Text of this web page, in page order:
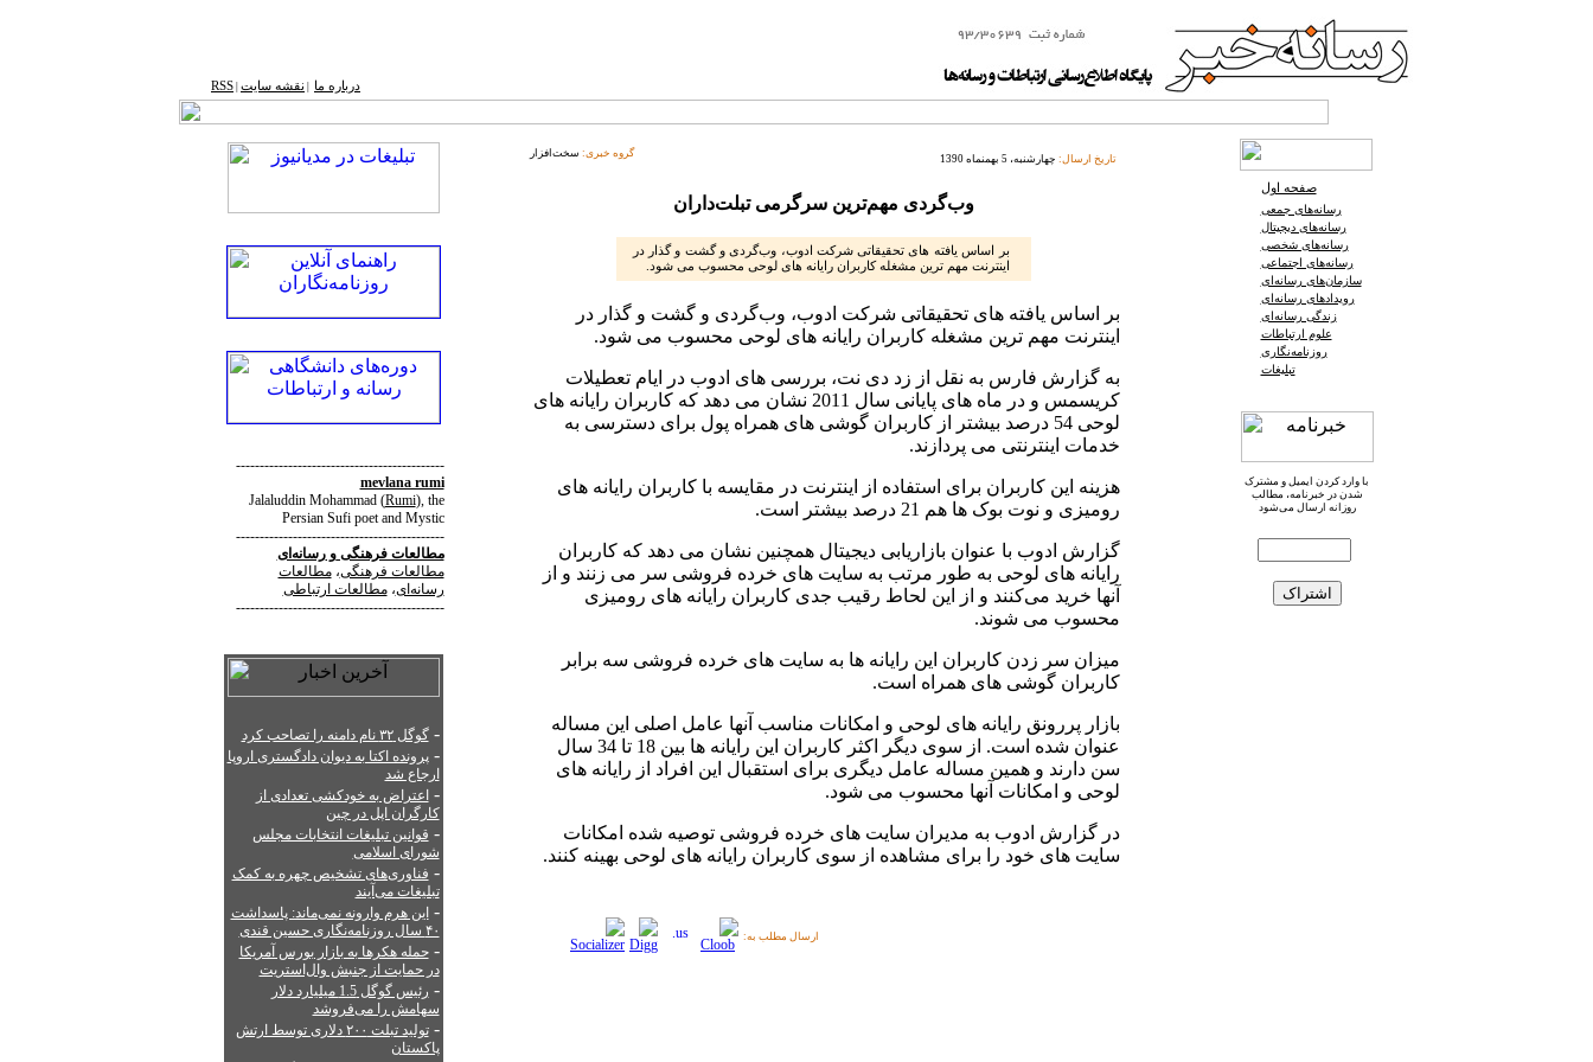
درباره ما نقشه ‌سایت RSS
--------------------------------------------
mevlana rumi
Jalaluddin Mohammad(Rumi), the
Persian Sufi poet and Mystic
--------------------------------------------
مطالعات فرهنگیورسانه‌ای
مطالعات فرهنگی،مطالعات
رسانه‌ای،مطالعات ارتباطی
--------------------------------------------
-گوگل ۳۲ نام دامنه را تصاحب کرد
-پرونده اکتا به دیوان دادگستری اروپا
ارجاع شد
- اعتراض به خودکشی تعدادی از
کارگران اپل در چین
- قوانین تبلیغات انتخابات مجلس
شورای اسلامی
- فناوری‌های تشخیص چهره به کمک
تبلیغات می‌آیند
-این هرم وارونه نمی‌ماند: پاسداشت
۴۰ سال روزنامه‌نگاری حسین قندی
-حمله هکرها به بازار بورس آمریکا
در حمایت از جنبش وال‌استریت
-
رئیس گوگل 1.5 میلیارد دلار
سهامش را می‌فروشد
-
تولید تبلت ۲۰۰ دلاری توسط ارتش
پاکستان
گروه خبری: سخت‌افزار تاریخ ارسال: چهارشنبه، 5 بهمنماه 1390
وب‌گردی مهم‌ترین سرگرمی تبلت‌داران
بر اساس یافته های تحقیقاتی شرکت ادوب، وب‌گردی و گشت و گذار در
اینترنت مهم ترین مشغله کاربران رایانه های لوحی محسوب می شود.
بر اساس یافته های تحقیقاتی شرکت ادوب، وب‌گردی و گشت و گذار در
اینترنت مهم ترین مشغله کاربران رایانه های لوحی محسوب می شود.
به گزارش فارس به نقل از زد دی نت، بررسی های ادوب در ایام تعطیلات
کریسمس و در ماه های پایانی سال 2011 نشان می دهد که کاربران رایانه های
لوحی 54 درصد بیشتر از کاربران گوشی های همراه پول برای دسترسی به
خدمات اینترنتی می پردازند.
هزینه این کاربران برای استفاده از اینترنت در مقایسه با کاربران رایانه های
رومیزی و نوت بوک ها هم 21 درصد بیشتر است.
گزارش ادوب با عنوان بازاریابی دیجیتال همچنین نشان می دهد که کاربران
رایانه های لوحی به طور مرتب به سایت های خرده فروشی سر می زنند و از
آنها خرید می‌کنند و از این لحاط رقیب جدی کاربران رایانه های رومیزی
محسوب می شوند.
میزان سر زدن کاربران این رایانه ها به سایت های خرده فروشی سه برابر
کاربران گوشی های همراه است.
بازار پررونق رایانه های لوحی و امکانات مناسب آنها عامل اصلی این مساله
عنوان شده است. از سوی دیگر اکثر کاربران این رایانه ها بین 18 تا 34 سال
سن دارند و همین مساله عامل دیگری برای استقبال این افراد از رایانه های
لوحی و امکانات آنها محسوب می شود.
در گزارش ادوب به مدیران سایت های خرده فروشی توصیه شده امکانات
سایت های خود را برای مشاهده از سوی کاربران رایانه های لوحی بهینه کنند.
ارسال مطلب به:
صفحه اول
رسانه‌های جمعی
رسانه‌های دیجیتال
رسانه‌های شخصی
رسانه‌های اجتماعی
سازمان‌های رسانه‌ای
رویدادهای رسانه‌ای
زندگی رسانه‌ای
علوم ارتباطات
روزنامه‌نگاری
تبلیغات
با وارد کردن ایمیل و مشترک
شدن در خبرنامه، مطالب
روزانه ارسال می‌شود